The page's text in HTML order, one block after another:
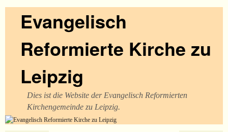
Evangelisch
Reformierte Kirche zu
Leipzig
Dies ist die Website der Evangelisch Reformierten
Kirchengemeinde zu Leipzig.